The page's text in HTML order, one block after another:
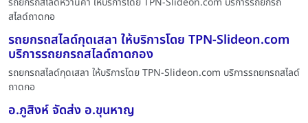
สไลด์ถาดกอ
รถยกรถสไลด์กุดเสลา ให้บริการโดย TPN-Slideon.com
บริการรถยกรถสไลด์ถาดกอง
รถยกรถสไลด์กุดเสลา ให้บริการโดย TPN-Slideon.com บริการรถยกรถสไลด์
ถาดกอ
อ.ภูสิงห์ จัดส่ง อ.ขุนหาญ